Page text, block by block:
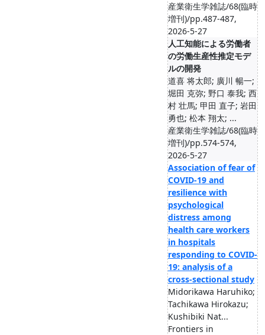
産業衛生学雑誌/68(臨時
増刊)/pp.487-487,
2026-5-27
人工知能による労働者
の労働生産性推定モデ
ルの開発
道喜 将太郎; 廣川 暢一;
堀田 克弥; 野口 泰我; 西
村 壮馬; 甲田 直子; 岩田
勇也; 松本 翔太; ...
産業衛生学雑誌/68(臨時
増刊)/pp.574-574,
2026-5-27
Association of fear of
COVID-19 and
resilience with
psychological
distress among
health care workers
in hospitals
responding to COVID-
19: analysis of a
cross-sectional study
Midorikawa Haruhiko;
Tachikawa Hirokazu;
Kushibiki Nat...
Frontiers in